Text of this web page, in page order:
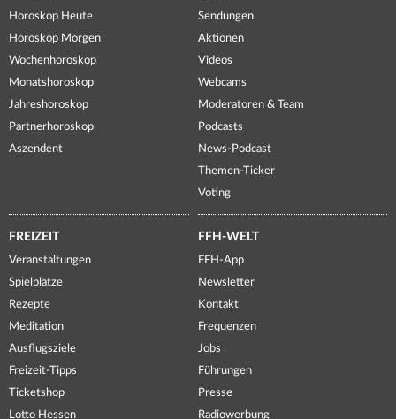
Horoskop Heute
Horoskop Morgen
Wochenhoroskop
Monatshoroskop
Jahreshoroskop
Partnerhoroskop
Aszendent
Sendungen
Aktionen
Videos
Webcams
Moderatoren & Team
Podcasts
News-Podcast
Themen-Ticker
Voting
FREIZEIT
Veranstaltungen
Spielplätze
Rezepte
Meditation
Ausflugsziele
Freizeit-Tipps
Ticketshop
Lotto Hessen
FFH-WELT
FFH-App
Newsletter
Kontakt
Frequenzen
Jobs
Führungen
Presse
Radiowerbung